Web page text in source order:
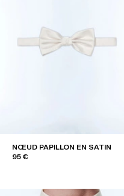
NŒUD PAPILLON EN SATIN
95 €